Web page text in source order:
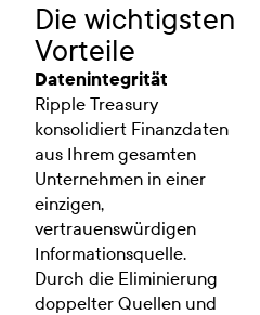
Die wichtigsten
Vorteile
Datenintegrität
Ripple Treasury
konsolidiert Finanzdaten
aus Ihrem gesamten
Unternehmen in einer
einzigen,
vertrauenswürdigen
Informationsquelle.
Durch die Eliminierung
doppelter Quellen und